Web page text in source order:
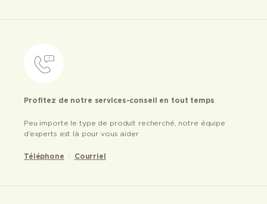
Profitez de notre services-conseil en tout temps
Peu importe le type de produit recherché, notre équipe
d’experts est là pour vous aider
Téléphone Courriel